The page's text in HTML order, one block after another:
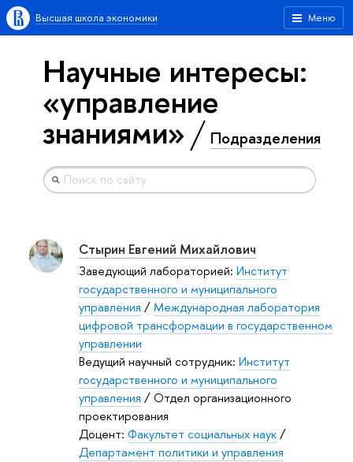
Меню
Высшая школа экономики
Научные интересы:
«управление
знаниями» Подразделения
Стырин Евгений Михайлович
Заведующий лабораторией: Институт
государственного и муниципального
управления /Международная лаборатория
цифровой трансформации в государственном
управлении
Ведущий научный сотрудник: Институт
государственного и муниципального
управления / Отдел организационного
проектирования
Доцент: Факультет социальных наук/
Департамент политики и управления